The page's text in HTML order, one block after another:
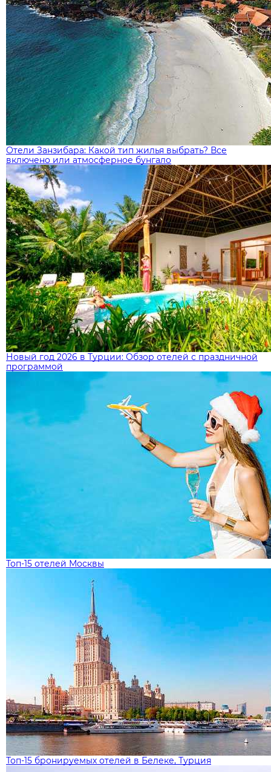
Отели Занзибара: Какой тип жилья выбрать? Все
включено или атмосферное бунгало
Новый год 2026 в Турции: Обзор отелей с праздничной
программой
Топ-15 отелей Москвы
Топ-15 бронируемых отелей в Белеке, Турция